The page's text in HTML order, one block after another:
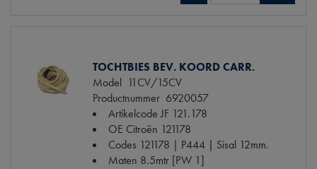
TOCHTBIES BEV. KOORD CARR.
Model 11CV/15CV
Productnummer 6920057
Artikelcode JF 121.178
OE Citroën 121178
Codes 121178 | P444 | Sisal 12mm.
Maten 8.5mtr [PW 1]